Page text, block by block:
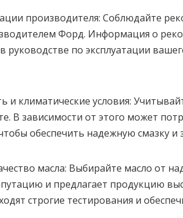
производителя: Соблюдайте
Форд. Информация о
руководстве по эксплуатации
и климатические условия:
В зависимости от этого может
обеспечить надежную смазку и
масла: Выбирайте масло от
и предлагает продукцию
строгие тестирования и